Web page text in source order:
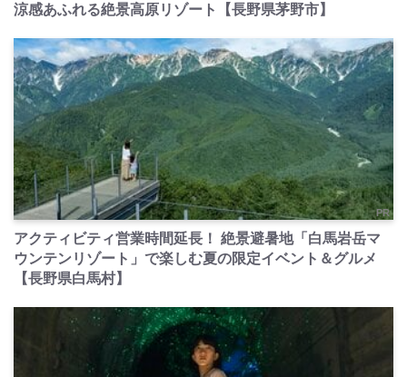
涼感あふれる絶景高原リゾート【長野県茅野市】
PR
アクティビティ営業時間延長！ 絶景避暑地「白馬岩岳マ
ウンテンリゾート」で楽しむ夏の限定イベント＆グルメ
【長野県白馬村】